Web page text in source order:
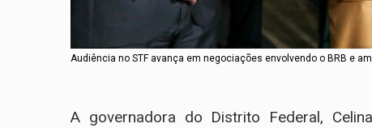
Audiência no STF avança em negociações envolvendo o BRB e
A governadora do Distrito Federal,